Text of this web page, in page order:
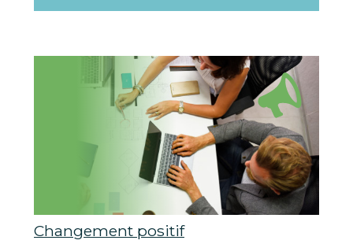
Changement positif